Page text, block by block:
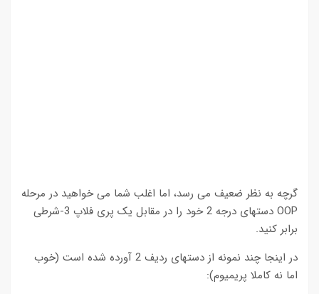
گرچه به نظر ضعیف می رسد، اما اغلب شما می خواهید در مرحله
OOP دستهای درجه 2 خود را در مقابل یک پری فلاپ 3-شرطی
برابر کنید.
در اینجا چند نمونه از دستهای ردیف 2 آورده شده است (خوب
اما نه کاملا پریمیوم):